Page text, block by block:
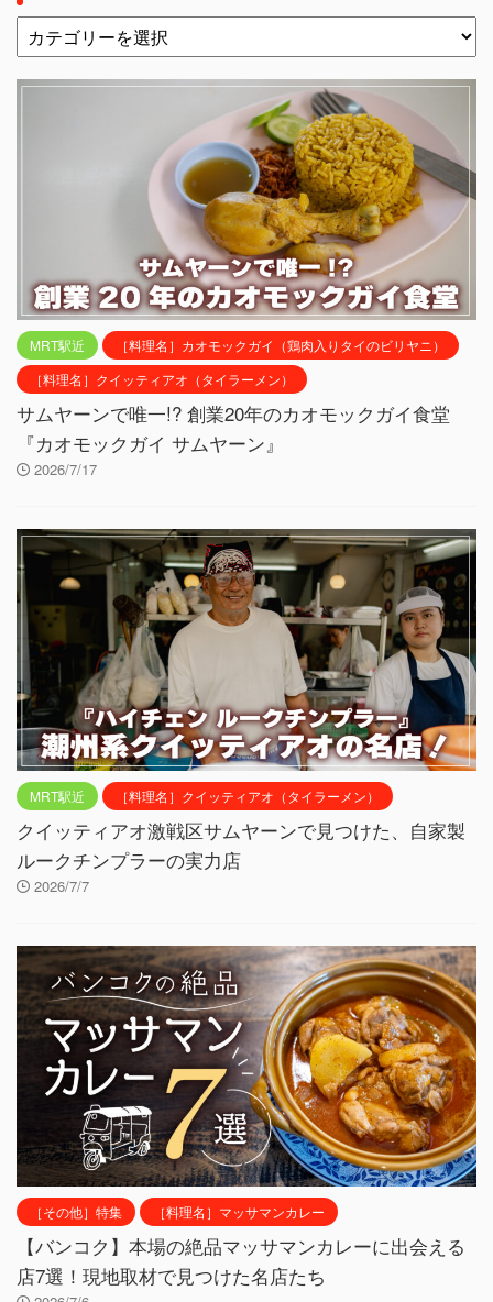
MRT駅近
［料理名］カオモックガイ（鶏肉入りタイのビリヤニ）
［料理名］クイッティアオ（タイラーメン）
サムヤーンで唯一!? 創業20年のカオモックガイ食堂
『カオモックガイ サムヤーン』
2026/7/17
MRT駅近 ［料理名］クイッティアオ（タイラーメン）
クイッティアオ激戦区サムヤーンで見つけた、自家製
ルークチンプラーの実力店
2026/7/7
［その他］特集 ［料理名］マッサマンカレー
【バンコク】本場の絶品マッサマンカレーに出会える
店7選！現地取材で見つけた名店たち